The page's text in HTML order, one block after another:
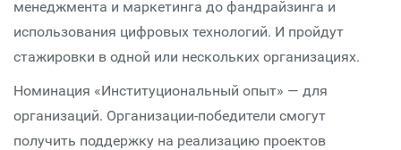
менеджмента и маркетинга до фандрайзинга и
использования цифровых технологий. И пройдут
стажировки в одной или нескольких организациях.
Номинация «Институциональный опыт» — для
организаций. Организации-победители смогут
получить поддержку на реализацию проектов